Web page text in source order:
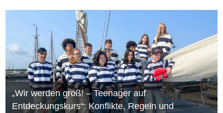
„Wir werden groß! – Teenager auf
Entdeckungskurs“: Konflikte, Regeln und